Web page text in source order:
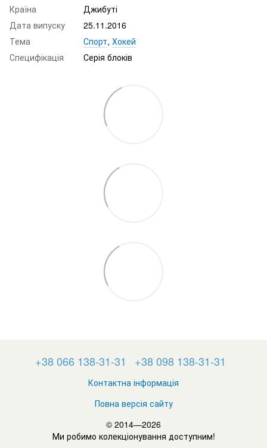
Країна
Джибуті
Дата випуску
25.11.2016
Тема
Спорт, Хокей
Специфікація
Серія блоків
+38 066 138-31-31 +38 098 138-31-31
Контактна інформація
Повна версія сайту
© 2014—2026
Ми робимо колекціонування доступним!